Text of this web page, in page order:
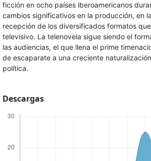
ficción en ocho países iberoamericanos
cambios significativos en la producción, en
recepción de los diversificados formatos
televisivo. La telenovela sigue siendo el
las audiencias, el que llena el prime
de escaparate a una creciente
política.
Descargas